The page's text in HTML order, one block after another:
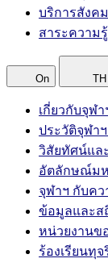
บริการสังคม
สาระความ
On TH
เกี่ยวกับจุฬา
ประวัติจุฬาฯ
วิสัยทัศน์แล
อัตลักษณ์ม
จุฬาฯ กับคว
ข้อมูลและส
หน่วยงานข
ร้องเรียนทุ